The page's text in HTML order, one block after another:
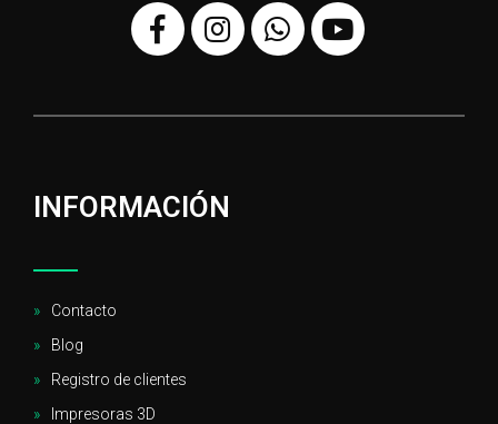
INFORMACIÓN
Contacto
Blog
Registro de clientes
Impresoras 3D